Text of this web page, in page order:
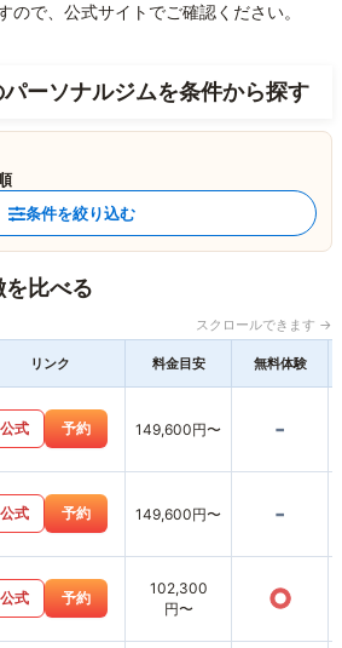
ので、公式サイトでご確認ください。
ーソナルジムを条件から探す
条件を絞り込む
比べる
スクロールできます →
リンク 料金目安 無料体験
公式 予約 149,600円〜 -
公式 予約 149,600円〜 -
公式 予約
102,300
円〜
○